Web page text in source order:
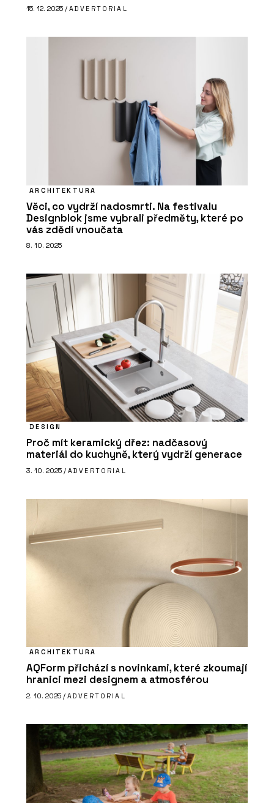
15. 12. 2025 / ADVERTORIAL
ARCHITEKTURA
Věci, co vydrží nadosmrti. Na festivalu
Designblok jsme vybrali předměty, které po
vás zdědí vnoučata
8. 10. 2025
DESIGN
Proč mít keramický dřez: nadčasový
materiál do kuchyně, který vydrží generace
3. 10. 2025 / ADVERTORIAL
ARCHITEKTURA
AQForm přichází s novinkami, které zkoumají
hranici mezi designem a atmosférou
2. 10. 2025 / ADVERTORIAL